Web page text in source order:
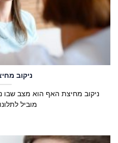
ניקוב
ניקוב מחיצת האף הוא מצב שבו
מוביל